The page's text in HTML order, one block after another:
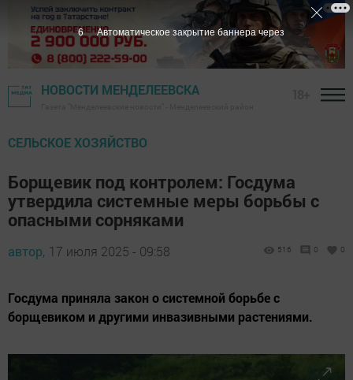
НОВОСТИ МЕНДЕЛЕЕВСКА
СЕЛЬСКОЕ ХОЗЯЙСТВО
Борщевик под контролем: Госдума
утвердила системные меры борьбы с
опасными сорняками
автор, 17 июля 2025 - 09:58 516 0 0
Госдума приняла закон о системной борьбе с
борщевиком и другими инвазивными растениями.
5 Автоматическое закрытие баннера через